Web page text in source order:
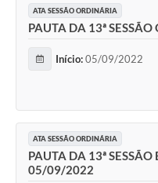
ATA SESSÃO ORDINÁRIA
PAUTA DA 13ª
Início:05/09/2022
ATA SESSÃO ORDINÁRIA
PAUTA DA 13ª
05/09/2022